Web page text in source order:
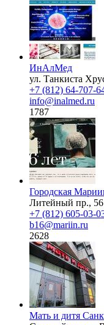
ИнАлМед
ул. Танкиста
+7 (812) 64-707-
info@inalmed.ru
1787
Городская
Литейный пр., 56
+7 (812) 605-03-
b16@mariin.ru
2628
Мать и дитя